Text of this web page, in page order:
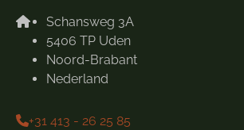
Schansweg 3A
5406 TP Uden
Noord-Brabant
Nederland
+31 413 - 26 25 85